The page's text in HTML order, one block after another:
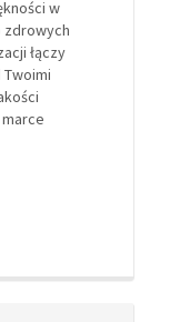
w
zdrowych
łączy